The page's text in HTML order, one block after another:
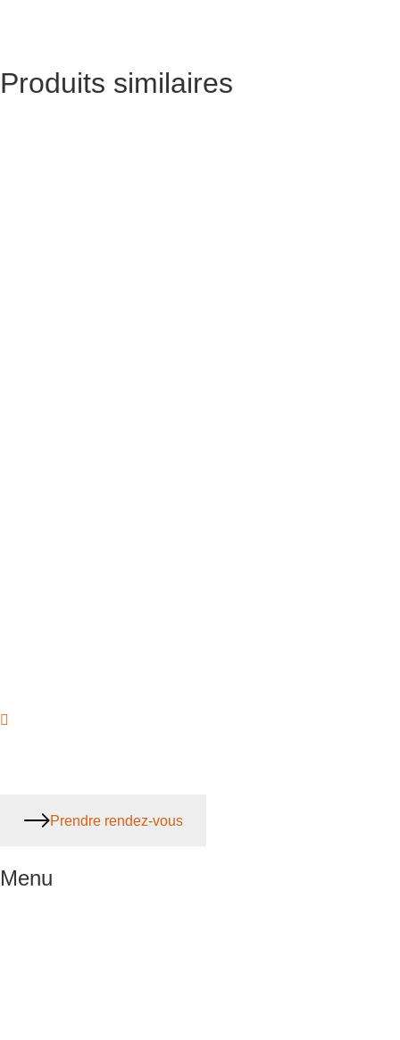
Produits similaires
Prendre rendez-vous
Menu